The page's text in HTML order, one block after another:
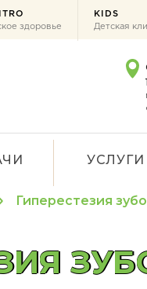
здоровье
KIDS
Детская
УСЛУГИ
Гиперестезия